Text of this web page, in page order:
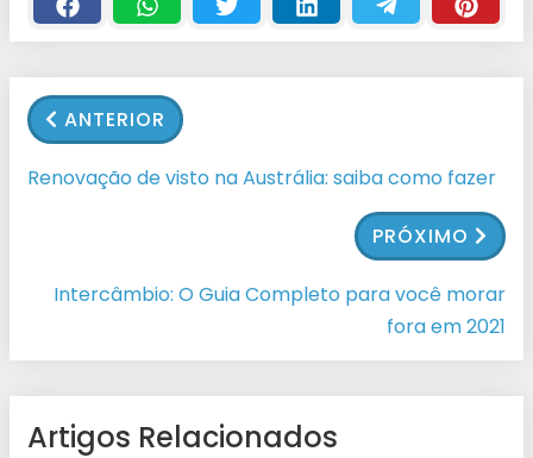
ANTERIOR
Renovação de visto na Austrália: saiba como fazer
PRÓXIMO
Intercâmbio: O Guia Completo para você morar
fora em 2021
Artigos Relacionados